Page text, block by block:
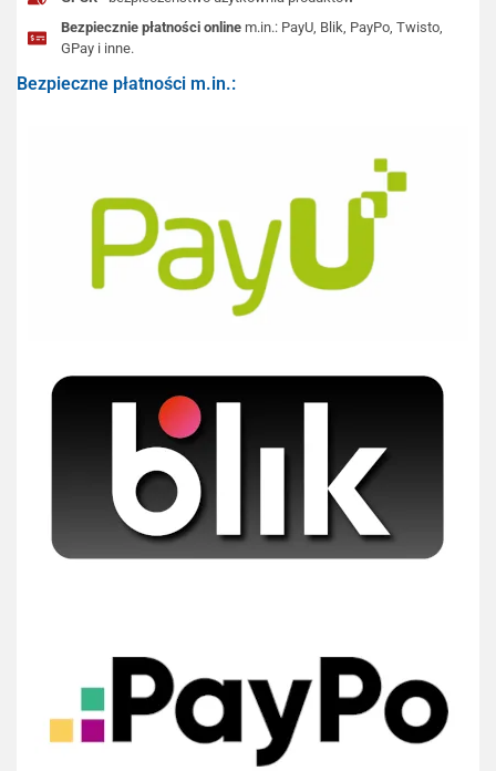
Bezpiecznie płatności online m.in.: PayU, Blik, PayPo, Twisto,
GPay i inne.
Bezpieczne płatności m.in.: